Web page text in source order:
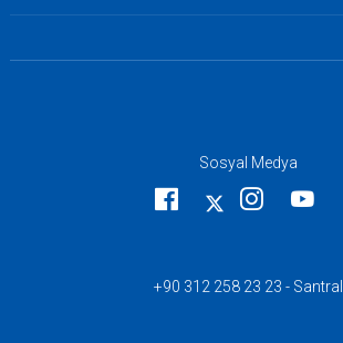
Sosyal Medya
+90 312 258 23 23 - Santral